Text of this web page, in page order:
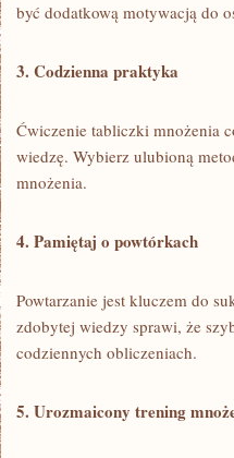
być dodatkową motywacją do
3. Codzienna praktyka
Ćwiczenie tabliczki mnożenia
wiedzę. Wybierz ⁢ulubioną
mnożenia.
4. Pamiętaj o‌ powtórkach
Powtarzanie jest kluczem do
zdobytej wiedzy sprawi, że
codziennych obliczeniach.
5. ‌Urozmaicony trening